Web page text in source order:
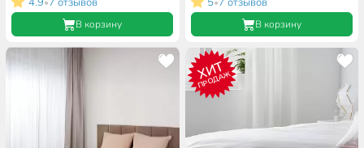
В корзину В корзину
ХИТ
ПРОДАЖ